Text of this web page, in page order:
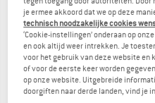
FOX RACING
je ermee akkoord dat we op deze
technisch noodzakelijke cookies
‘Cookie-instellingen’ onderaan op
en ook altijd weer intrekken. Je
voor het gebruik van deze website en
of voor de eerste keer worden
op onze website. Uitgebreide
doorgiften naar derde landen, vind je